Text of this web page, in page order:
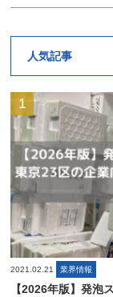
人気記事
2021.02.21 業界情報
【2026年版】発泡